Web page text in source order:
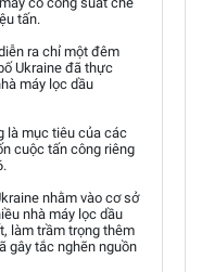
tấn.
ra chỉ một đêm
Ukraine đã thực
máy lọc dầu
là mục tiêu của các
cuộc tấn công riêng
nhằm vào cơ sở
nhà máy lọc dầu
làm trầm trọng thêm
gây tắc nghẽn nguồn